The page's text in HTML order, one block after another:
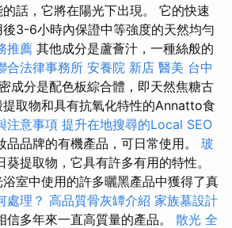
話，它將在陽光下出現。 它的快速
3-6小時內保證中等強度的天然均勻
推薦 其他成分是蘆薈汁，一種絲般的
合法律事務所 安養院 新店 醫美 台中
成分是配色板綜合體，即天然焦糖古
取物和具有抗氧化特性的Annatto食
注意事項 提升在地搜尋的Local SEO
品品牌的有機產品，可日常使用。 玻
葵提取物，它具有許多有用的特性。
室中使用的許多曬黑產品中獲得了真
處理？ 高品質骨灰罈介紹 家族墓設計
信多年來一直高質量的產品。 散光 全